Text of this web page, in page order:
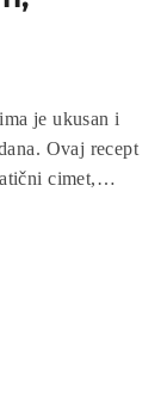
je ukusan i
Ovaj recept
cimet,